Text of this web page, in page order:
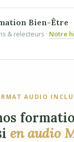
Bien-Être
& relecteurs · Notre
AUDIO
en audio